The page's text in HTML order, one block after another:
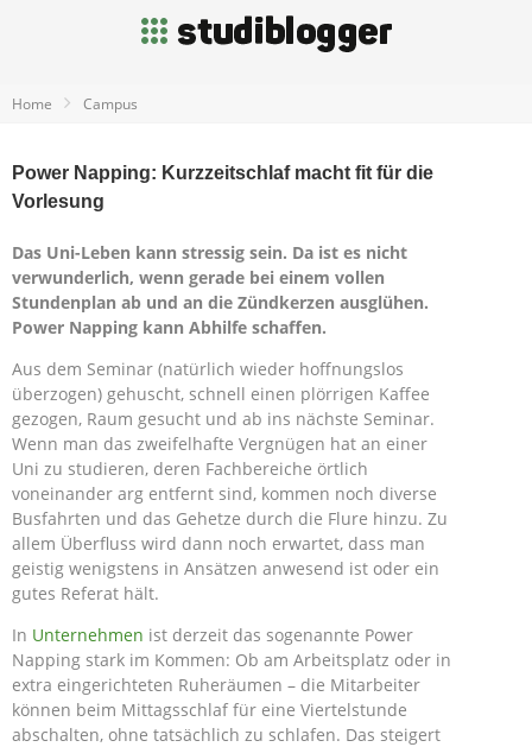
Home Campus
Power Napping: Kurzzeitschlaf macht fit für die
Vorlesung
Das Uni-Leben kann stressig sein. Da ist es nicht
verwunderlich, wenn gerade bei einem vollen
Stundenplan ab und an die Zündkerzen ausglühen.
Power Napping kann Abhilfe schaffen.
Aus dem Seminar (natürlich wieder hoffnungslos
überzogen) gehuscht, schnell einen plörrigen Kaffee
gezogen, Raum gesucht und ab ins nächste Seminar.
Wenn man das zweifelhafte Vergnügen hat an einer
Uni zu studieren, deren Fachbereiche örtlich
voneinander arg entfernt sind, kommen noch diverse
Busfahrten und das Gehetze durch die Flure hinzu. Zu
allem Überfluss wird dann noch erwartet, dass man
geistig wenigstens in Ansätzen anwesend ist oder ein
gutes Referat hält.
In Unternehmen ist derzeit das sogenannte Power
Napping stark im Kommen: Ob am Arbeitsplatz oder in
extra eingerichteten Ruheräumen – die Mitarbeiter
können beim Mittagsschlaf für eine Viertelstunde
abschalten, ohne tatsächlich zu schlafen. Das steigert